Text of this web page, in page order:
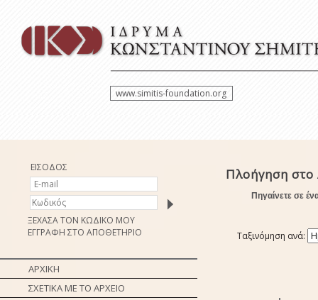
www.simitis-foundation.org
ΕΙΣΟΔΟΣ
ΞΕΧΑΣΑ ΤΟΝ ΚΩΔΙΚΟ ΜΟΥ
ΕΓΓΡΑΦΗ ΣΤΟ ΑΠΟΘΕΤΗΡΙΟ
ΑΡΧΙΚΗ
ΣΧΕΤΙΚΑ ΜΕ ΤΟ ΑΡΧΕΙΟ
Πλοήγηση
Πηγαίνετε σε
Ταξινόμηση ανά: